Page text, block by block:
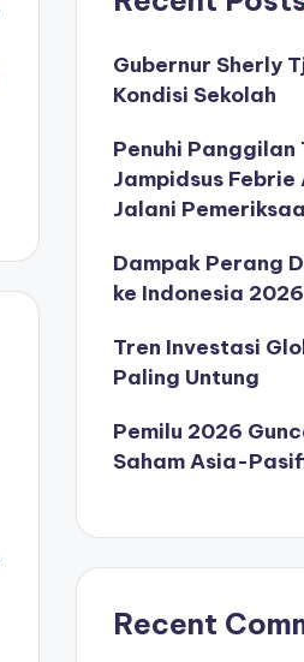
Gubernur Sherly
Kondisi Sekolah
Penuhi Panggilan
Jampidsus Febrie
Jalani
Dampak Perang
ke Indonesia 2026
Tren Investasi
Paling Untung
Pemilu 2026
Saham Asia-
Recent